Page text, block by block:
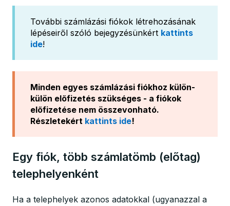
További számlázási fiókok létrehozásának
lépéseiről szóló bejegyzésünkért kattints
ide!
Minden egyes számlázási fiókhoz külön-
külön előfizetés szükséges - a fiókok
előfizetése nem összevonható.
Részletekért kattints ide!
Egy fiók, több számlatömb (előtag)
telephelyenként
Ha a telephelyek azonos adatokkal (ugyanazzal a